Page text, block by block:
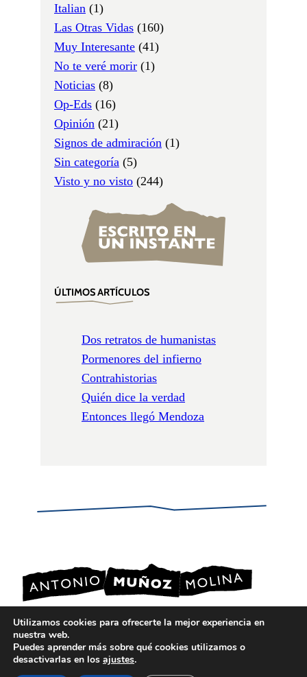
Italian (1)
Las Otras Vidas (160)
Muy Interesante (41)
No te veré morir (1)
Noticias (8)
Op-Eds (16)
Opinión (21)
Signos de admiración (1)
Sin categoría (5)
Visto y no visto (244)
ÚLTIMOS ARTÍCULOS
Dos retratos de humanistas
Pormenores del infierno
Contrahistorias
Quién dice la verdad
Entonces llegó Mendoza
POLÍTICA DE COOKIES
AVISO LEGAL
Utilizamos cookies para ofrecerte la mejor experiencia en
nuestra web.
Puedes aprender más sobre qué cookies utilizamos o
desactivarlas en los ajustes.